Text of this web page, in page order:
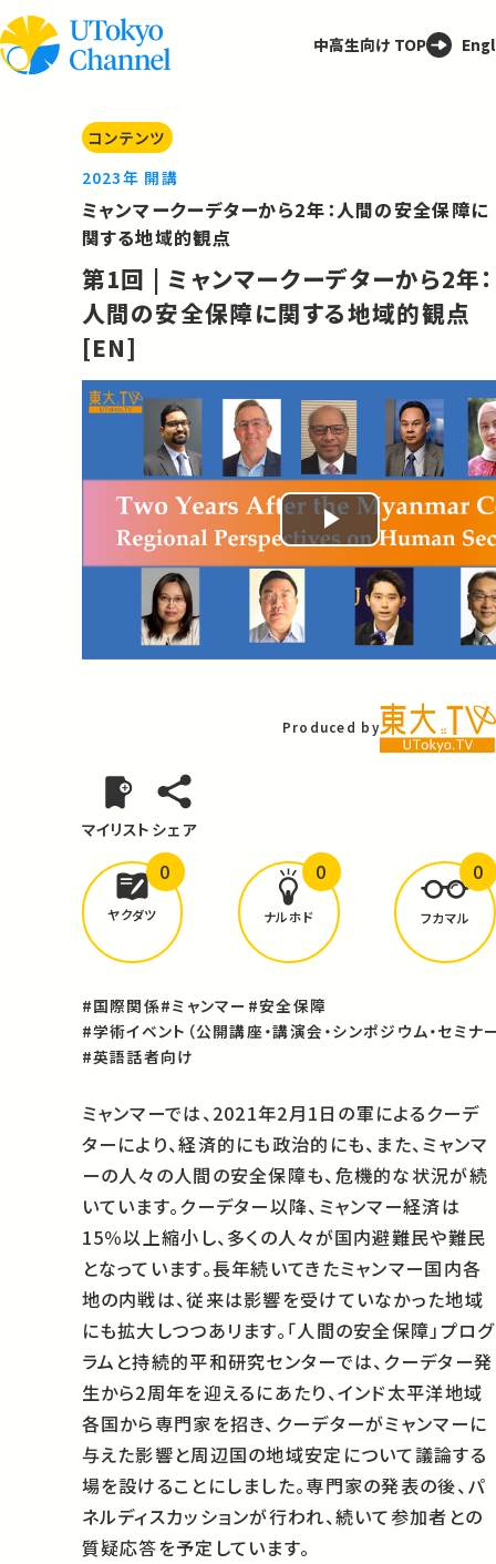
中高生向け TOP
コンテンツ
2023年 開講
ミャンマークーデターから2年：人間の安全保障に
関する地域的観点
第1回 | ミャンマークーデターから2年：
人間の安全保障に関する地域的観点
[EN]
Play
Video
Produced by
マイリスト シェア
どんな学びがありましたか？
ヤクダツ
0
ナルホド
0
フカマル
0
#国際関係#ミャンマー #安全保障
#学術イベント（公開講座・講演会・シンポジウム・セミナ
#英語話者向け
ミャンマーでは、2021年2月1日の軍によるクーデ
ターにより、経済的にも政治的にも、また、ミャンマ
ーの人々の人間の安全保障も、危機的な状況が続
いています。クーデター以降、ミャンマー経済は
15％以上縮小し、多くの人々が国内避難民や難民
となっています。長年続いてきたミャンマー国内各
地の内戦は、従来は影響を受けていなかった地域
にも拡大しつつあリます。「人間の安全保障」プログ
ラムと持続的平和研究センターでは、クーデター発
生から2周年を迎えるにあたり、インド太平洋地域
各国から専門家を招き、クーデターがミャンマーに
与えた影響と周辺国の地域安定について議論する
場を設けることにしました。専門家の発表の後、パ
ネルディスカッションが行われ、続いて参加者との
質疑応答を予定しています。